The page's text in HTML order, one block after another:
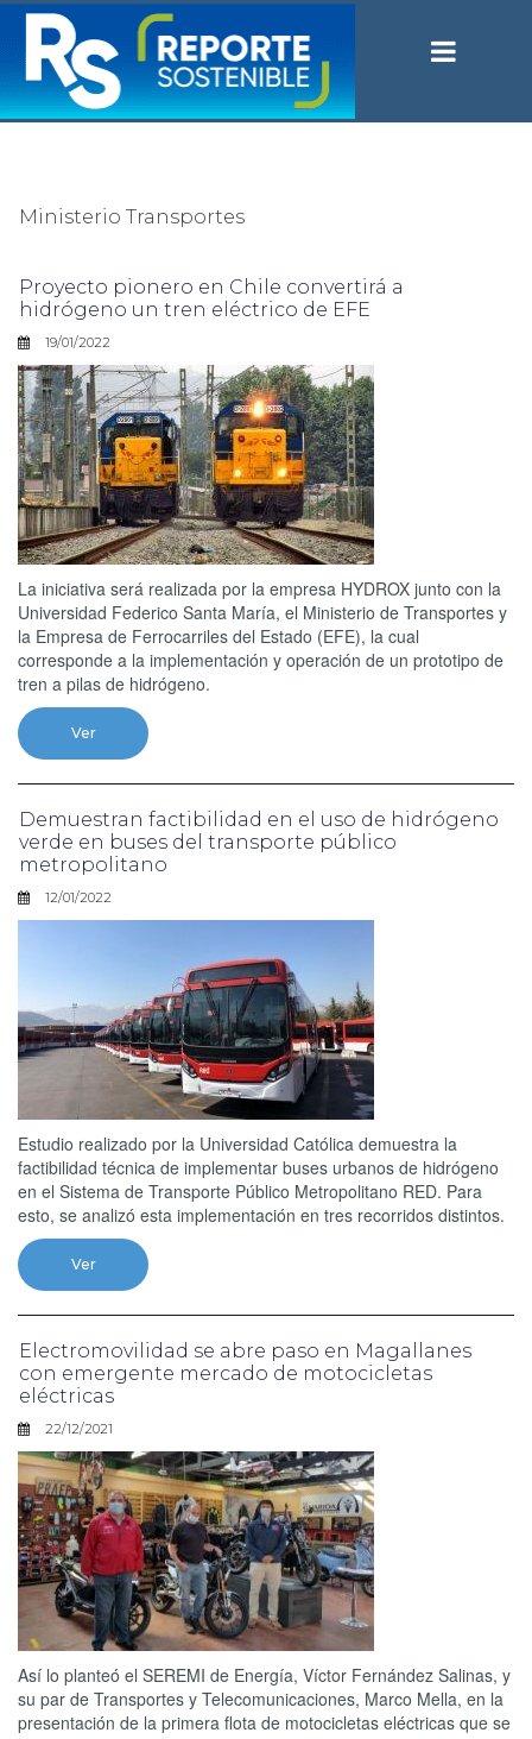
Ministerio Transportes
Proyecto pionero en Chile convertirá a
hidrógeno un tren eléctrico de EFE
19/01/2022
La iniciativa será realizada por la empresa HYDROX junto con la
Universidad Federico Santa María, el Ministerio de Transportes y
la Empresa de Ferrocarriles del Estado (EFE), la cual
corresponde a la implementación y operación de un prototipo de
tren a pilas de hidrógeno.
Ver
Demuestran factibilidad en el uso de hidrógeno
verde en buses del transporte público
metropolitano
12/01/2022
Estudio realizado por la Universidad Católica demuestra la
factibilidad técnica de implementar buses urbanos de hidrógeno
en el Sistema de Transporte Público Metropolitano RED. Para
esto, se analizó esta implementación en tres recorridos distintos.
Ver
Electromovilidad se abre paso en Magallanes
con emergente mercado de motocicletas
eléctricas
22/12/2021
Así lo planteó el SEREMI de Energía, Víctor Fernández Salinas, y
su par de Transportes y Telecomunicaciones, Marco Mella, en la
presentación de la primera flota de motocicletas eléctricas que se